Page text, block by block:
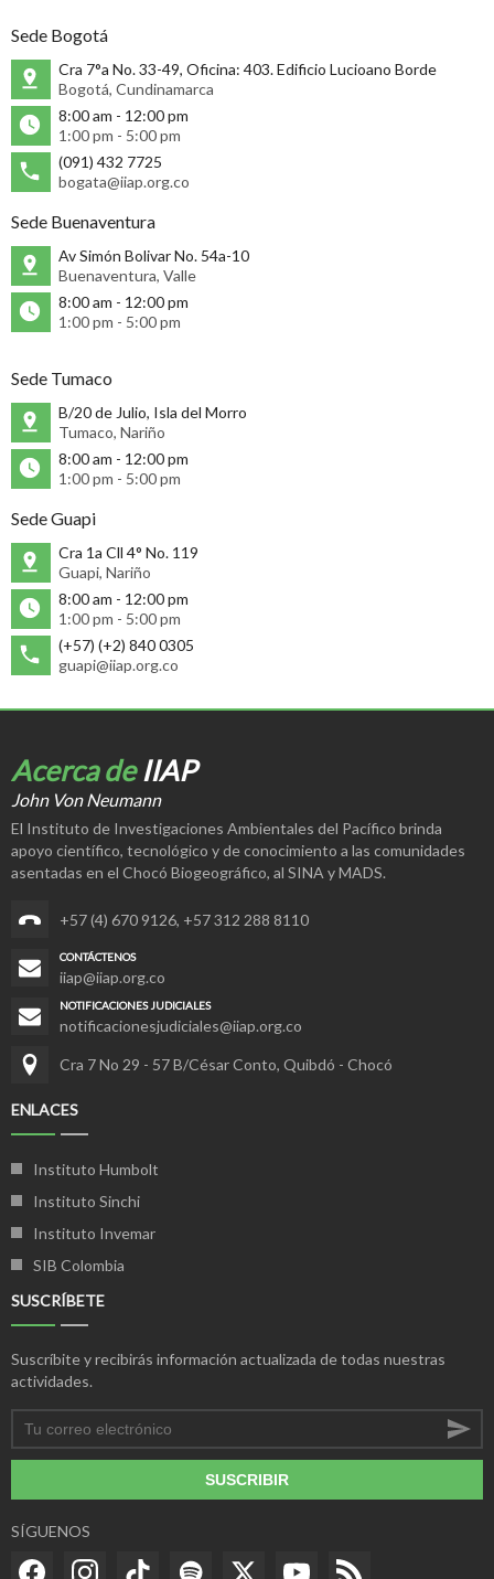
Sede Bogotá
Cra 7°a No. 33-49, Oficina: 403. Edificio Lucioano Borde
Bogotá, Cundinamarca
8:00 am - 12:00 pm
1:00 pm - 5:00 pm
(091) 432 7725
bogata@iiap.org.co
Sede Buenaventura
Av Simón Bolivar No. 54a-10
Buenaventura, Valle
8:00 am - 12:00 pm
1:00 pm - 5:00 pm
Sede Tumaco
B/20 de Julio, Isla del Morro
Tumaco, Nariño
8:00 am - 12:00 pm
1:00 pm - 5:00 pm
Sede Guapi
Cra 1a Cll 4° No. 119
Guapi, Nariño
8:00 am - 12:00 pm
1:00 pm - 5:00 pm
(+57) (+2) 840 0305
guapi@iiap.org.co
Acerca deIIAP
John Von Neumann
El Instituto de Investigaciones Ambientales del Pacífico brinda
apoyo científico, tecnológico y de conocimiento a las comunidades
asentadas en el Chocó Biogeográfico, al SINA y MADS.
+57 (4) 670 9126, +57 312 288 8110
CONTÁCTENOS
iiap@iiap.org.co
NOTIFICACIONES JUDICIALES
notificacionesjudiciales@iiap.org.co
Cra 7 No 29 - 57 B/César Conto, Quibdó - Chocó
ENLACES
Instituto Humbolt
Instituto Sinchi
Instituto Invemar
SIB Colombia
SUSCRÍBETE
Suscríbite y recibirás información actualizada de todas nuestras
actividades.
SUSCRIBIR
SÍGUENOS